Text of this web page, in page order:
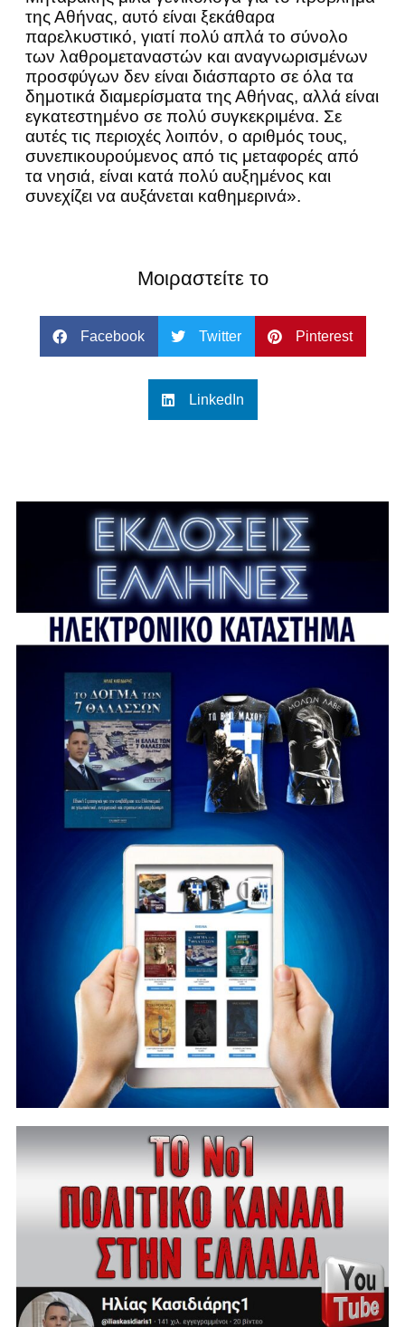
της Αθήνας, αυτό είναι ξεκάθαρα
παρελκυστικό, γιατί πολύ απλά το σύνολο
των λαθρομεταναστών και αναγνωρισμένων
προσφύγων δεν είναι διάσπαρτο σε όλα τα
δημοτικά διαμερίσματα της Αθήνας, αλλά είναι
εγκατεστημένο σε πολύ συγκεκριμένα. Σε
αυτές τις περιοχές λοιπόν, ο αριθμός τους,
συνεπικουρούμενος από τις μεταφορές από
τα νησιά, είναι κατά πολύ αυξημένος και
συνεχίζει να αυξάνεται καθημερινά».
Μοιραστείτε το
Facebook Twitter Pinterest
LinkedIn